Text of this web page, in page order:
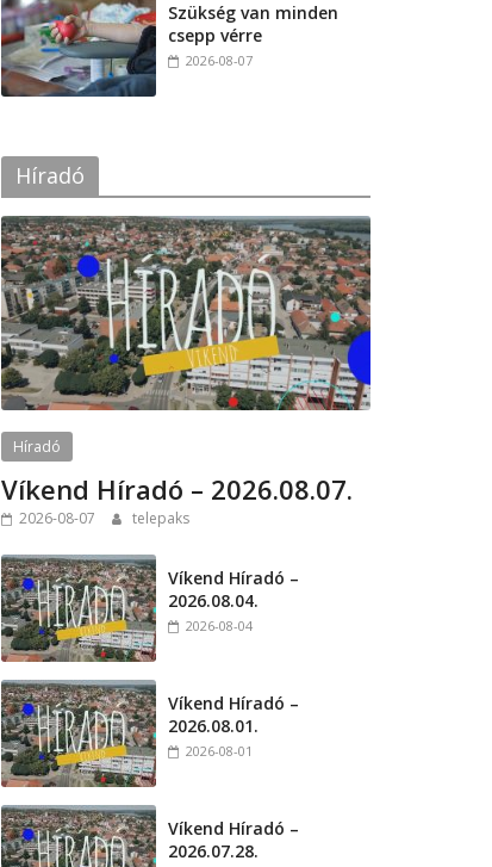
Szükség van minden
csepp vérre
2026-08-07
Híradó
Híradó
Víkend Híradó – 2026.08.07.
2026-08-07 telepaks
Víkend Híradó –
2026.08.04.
2026-08-04
Víkend Híradó –
2026.08.01.
2026-08-01
Víkend Híradó –
2026.07.28.